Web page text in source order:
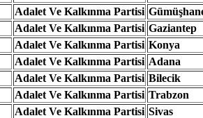
Adalet Ve Kalkınma Partisi
Adalet Ve Kalkınma Partisi Gaziantep
Adalet Ve Kalkınma Partisi Konya
Adalet Ve Kalkınma Partisi Adana
Adalet Ve Kalkınma Partisi Bilecik
Adalet Ve Kalkınma Partisi Trabzon
Adalet Ve Kalkınma Partisi Sivas